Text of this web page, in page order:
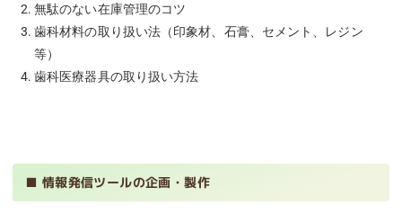
無駄のない在庫管理のコツ
歯科材料の取り扱い法（印象材、石膏、セメント、レジン
等）
歯科医療器具の取り扱い方法
■ 情報発信ツールの企画・製作